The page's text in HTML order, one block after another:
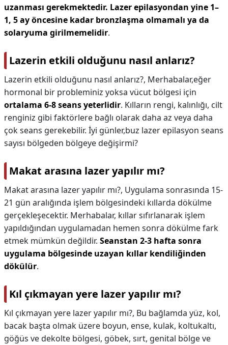
uzanması gerekmektedir. Lazer epilasyondan yine 1–
1, 5 ay öncesine kadar bronzlaşma olmamalı ya da
solaryuma girilmemelidir.
Lazerin etkili olduğunu nasıl anlarız?
Lazerin etkili olduğunu nasıl anlarız?, Merhabalar,eğer
hormonal bir probleminiz yoksa vücut bölgesi için
ortalama 6-8 seans yeterlidir. Kılların rengi, kalınlığı, cilt
renginiz gibi faktörlere bağlı olarak daha az veya daha
çok seans gerekebilir. İyi günler,buz lazer epilasyon seans
sayısı bölgeden bölgeye değişirmi?
Makat arasına lazer yapılır mı?
Makat arasına lazer yapılır mı?, Uygulama sonrasında 15-
21 gün aralığında işlem bölgesindeki kıllarda dökülme
gerçekleşecektir. Merhabalar, kıllar sıfırlanarak işlem
yapıldığından uygulamadan hemen sonra dökülme fark
etmek mümkün değildir. Seanstan 2-3 hafta sonra
uygulama bölgesinde uzayan kıllar kendiliğinden
dökülür.
Kıl çıkmayan yere lazer yapılır mı?
Kıl çıkmayan yere lazer yapılır mı?, Bu bağlamda yüz, kol,
bacak başta olmak üzere boyun, ense, kulak, koltukaltı,
göğüs ve dekolte bölgesi, göbek, sırt, genital bölge ve